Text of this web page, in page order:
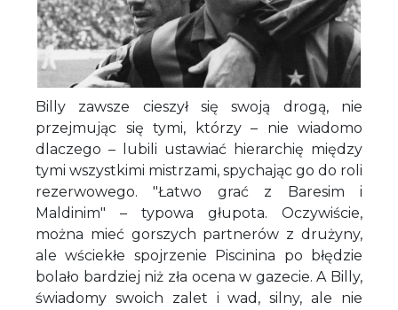
Billy zawsze cieszył się swoją drogą, nie
przejmując się tymi, którzy – nie wiadomo
dlaczego – lubili ustawiać hierarchię między
tymi wszystkimi mistrzami, spychając go do roli
rezerwowego. "Łatwo grać z Baresim i
Maldinim" – typowa głupota. Oczywiście,
można mieć gorszych partnerów z drużyny,
ale wściekłe spojrzenie Piscinina po błędzie
bolało bardziej niż zła ocena w gazecie. A Billy,
świadomy swoich zalet i wad, silny, ale nie